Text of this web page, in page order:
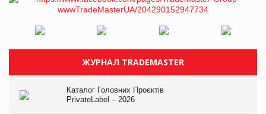
ЖУРНАЛ TRADEMASTER
Каталог Головних Проєктів
PrivateLabel – 2026